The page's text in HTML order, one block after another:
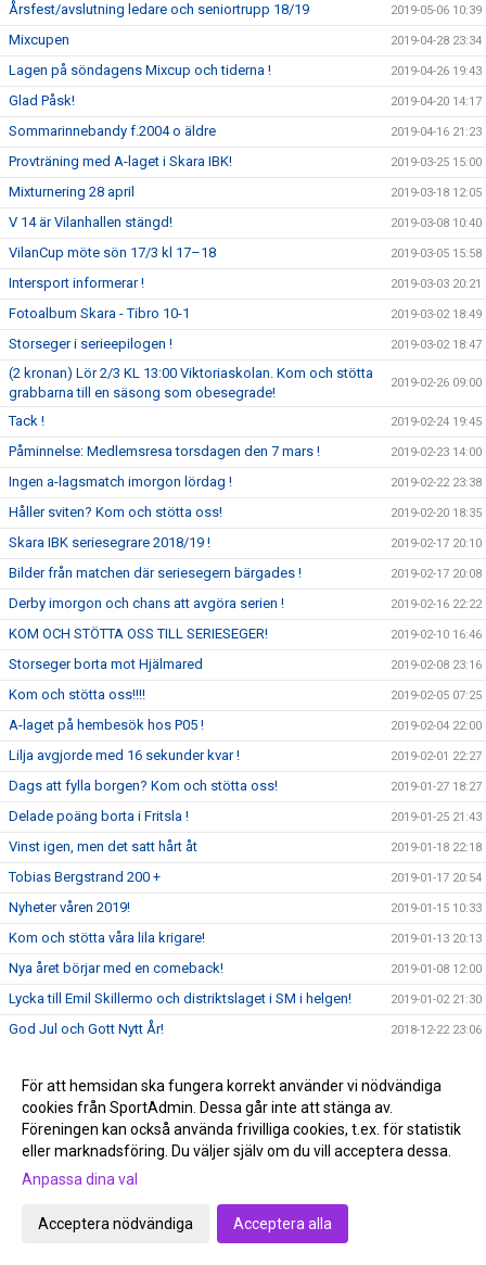
Årsfest/avslutning ledare och seniortrupp 18/19 2019-05-06 10:39
Mixcupen 2019-04-28 23:34
Lagen på söndagens Mixcup och tiderna ! 2019-04-26 19:43
Glad Påsk! 2019-04-20 14:17
Sommarinnebandy f.2004 o äldre 2019-04-16 21:23
Provträning med A-laget i Skara IBK! 2019-03-25 15:00
Mixturnering 28 april 2019-03-18 12:05
V 14 är Vilanhallen stängd! 2019-03-08 10:40
VilanCup möte sön 17/3 kl 17–18 2019-03-05 15:58
Intersport informerar ! 2019-03-03 20:21
Fotoalbum Skara - Tibro 10-1 2019-03-02 18:49
Storseger i serieepilogen ! 2019-03-02 18:47
(2 kronan) Lör 2/3 KL 13:00 Viktoriaskolan. Kom och stötta
grabbarna till en säsong som obesegrade!
2019-02-26 09:00
Tack ! 2019-02-24 19:45
Påminnelse: Medlemsresa torsdagen den 7 mars ! 2019-02-23 14:00
Ingen a-lagsmatch imorgon lördag ! 2019-02-22 23:38
Håller sviten? Kom och stötta oss! 2019-02-20 18:35
Skara IBK seriesegrare 2018/19 ! 2019-02-17 20:10
Bilder från matchen där seriesegern bärgades ! 2019-02-17 20:08
Derby imorgon och chans att avgöra serien ! 2019-02-16 22:22
KOM OCH STÖTTA OSS TILL SERIESEGER! 2019-02-10 16:46
Storseger borta mot Hjälmared 2019-02-08 23:16
Kom och stötta oss!!!! 2019-02-05 07:25
A-laget på hembesök hos P05 ! 2019-02-04 22:00
Lilja avgjorde med 16 sekunder kvar ! 2019-02-01 22:27
Dags att fylla borgen? Kom och stötta oss! 2019-01-27 18:27
Delade poäng borta i Fritsla ! 2019-01-25 21:43
Vinst igen, men det satt hårt åt 2019-01-18 22:18
Tobias Bergstrand 200 + 2019-01-17 20:54
Nyheter våren 2019! 2019-01-15 10:33
Kom och stötta våra lila krigare! 2019-01-13 20:13
Nya året börjar med en comeback! 2019-01-08 12:00
Lycka till Emil Skillermo och distriktslaget i SM i helgen! 2019-01-02 21:30
God Jul och Gott Nytt År! 2018-12-22 23:06
Grattis Marcus Persson!!! 2018-12-17 12:37
Sviten höll året ut ! 2018-12-14 23:02
Äntligen hemmamatch igen, Fre 14/12 19:30 Vilan 1! 2018-12-11 10:28
Finskt VM guld, alla sörjer inte det :)
Vinstsviten intakt efter vinst i Alingsås !
För att hemsidan ska fungera korrekt använder vi nödvändiga
cookies från SportAdmin. Dessa går inte att stänga av.
Föreningen kan också använda frivilliga cookies, t.ex. för statistik
eller marknadsföring. Du väljer själv om du vill acceptera dessa.
Anpassa dina val
Acceptera nödvändiga Acceptera alla